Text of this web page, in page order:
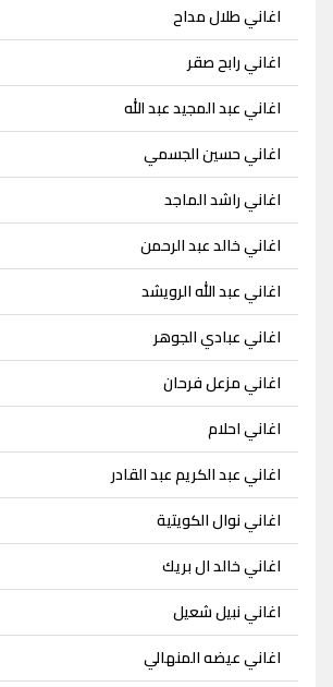
اغاني طلال مداح
اغاني رابح صقر
اغاني عبد المجيد عبد الله
اغاني حسين الجسمي
اغاني راشد الماجد
اغاني خالد عبد الرحمن
اغاني عبد الله الرويشد
اغاني عبادي الجوهر
اغاني مزعل فرحان
اغاني احلام
اغاني عبد الكريم عبد القادر
اغاني نوال الكويتية
اغاني خالد ال بريك
اغاني نبيل شعيل
اغاني عيضه المنهالي